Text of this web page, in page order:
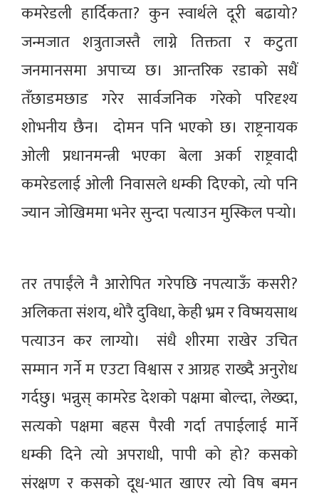
कमरेडली हार्दिकता? कुन स्वार्थले दूरी बढायो?
जन्मजात शत्रुताजस्तै लाग्ने तिक्तता र कटुता
जनमानसमा अपाच्य छ। आन्तरिक रडाको सधैं
तँछाडमछाड गरेर सार्वजनिक गरेको परिदृश्य
शोभनीय छैन। दोमन पनि भएको छ। राष्ट्रनायक
ओली प्रधानमन्त्री भएका बेला अर्का राष्ट्रवादी
कमरेडलाई ओली निवासले धम्की दिएको, त्यो पनि
ज्यान जोखिममा भनेर सुन्दा पत्याउन मुस्किल पर्‍यो।
तर तपाईंले नै आरोपित गरेपछि नपत्याऊँ कसरी?
अलिकता संशय, थोरै दुविधा, केही भ्रम र विष्मयसाथ
पत्याउन कर लाग्यो। संधै शीरमा राखेर उचित
सम्मान गर्ने म एउटा विश्वास र आग्रह राख्दै अनुरोध
गर्दछु। भन्नुस् कामरेड देशको पक्षमा बोल्दा, लेख्दा,
सत्यको पक्षमा बहस पैरवी गर्दा तपाईलाई मार्ने
धम्की दिने त्यो अपराधी, पापी को हो? कसको
संरक्षण र कसको दूध-भात खाएर त्यो विष बमन